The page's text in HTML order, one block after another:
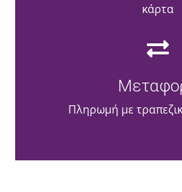
κάρτα
Πληρωμή με